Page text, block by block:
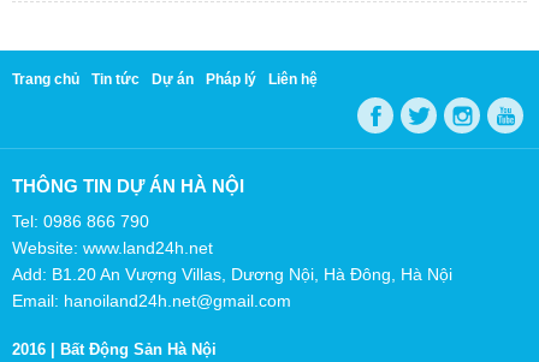
Trang chủ Tin tức Dự án Pháp lý Liên hệ
THÔNG TIN DỰ ÁN HÀ NỘI
Tel: 0986 866 790
Website: www.land24h.net
Add: B1.20 An Vượng Villas, Dương Nội, Hà Đông, Hà Nội
Email: hanoiland24h.net@gmail.com
2016 | Bất Động Sản Hà Nội